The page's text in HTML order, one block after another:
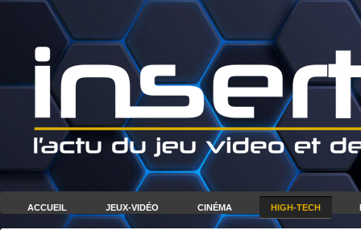
ACCUEIL JEUX-VIDÉO CINÉMA HIGH-TECH